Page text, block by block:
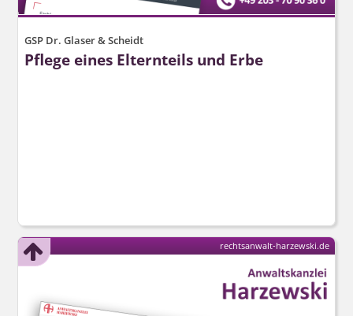
GSP Dr. Glaser & Scheidt
Pflege eines Elternteils und Erbe
rechtsanwalt-harzewski.de